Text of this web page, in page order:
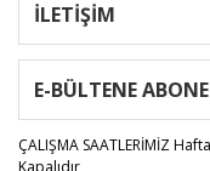
İLETİŞİM
E-BÜLTENE
ÇALIŞMA SAATLERİMİZ
Kapalıdır